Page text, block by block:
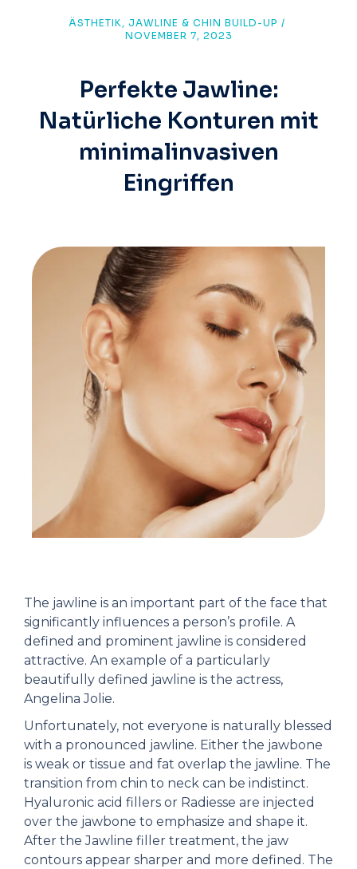
ÄSTHETIK, JAWLINE & CHIN BUILD-UP /
NOVEMBER 7, 2023
Perfekte Jawline:
Natürliche Konturen mit
minimalinvasiven
Eingriffen
The jawline is an important part of the face that
significantly influences a person’s profile. A
defined and prominent jawline is considered
attractive. An example of a particularly
beautifully defined jawline is the actress,
Angelina Jolie.
Unfortunately, not everyone is naturally blessed
with a pronounced jawline. Either the jawbone
is weak or tissue and fat overlap the jawline. The
transition from chin to neck can be indistinct.
Hyaluronic acid fillers or Radiesse are injected
over the jawbone to emphasize and shape it.
After the Jawline filler treatment, the jaw
contours appear sharper and more defined. The